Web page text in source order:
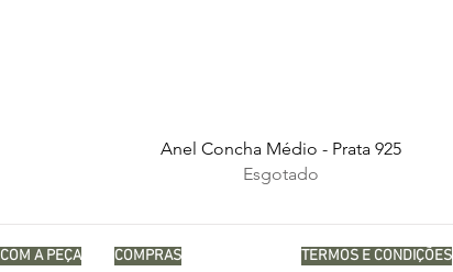
Visualização rápida
Anel Concha Médio - Prata 925
Esgotado
A PEÇA COMPRAS TERMOS E CONDIÇÕES